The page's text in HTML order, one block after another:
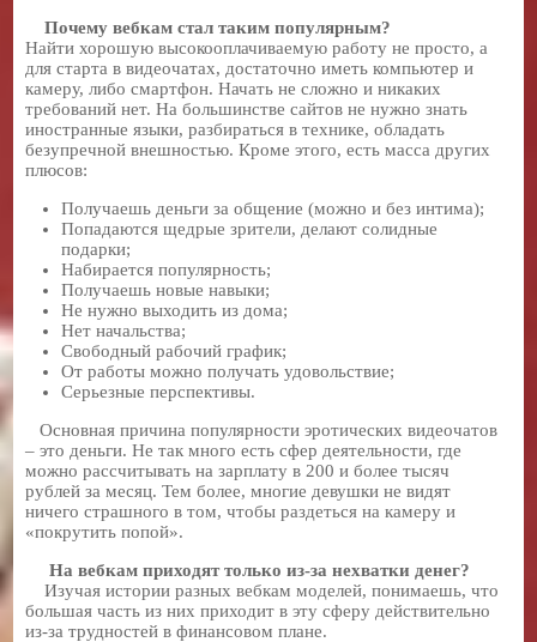
Почему вебкам стал таким популярным?
Найти хорошую высокооплачиваемую работу не просто, а
для старта в видеочатах, достаточно иметь компьютер и
камеру, либо смартфон. Начать не сложно и никаких
требований нет. На большинстве сайтов не нужно знать
иностранные языки, разбираться в технике, обладать
безупречной внешностью. Кроме этого, есть масса других
плюсов:
Получаешь деньги за общение (можно и без интима);
Попадаются щедрые зрители, делают солидные
подарки;
Набирается популярность;
Получаешь новые навыки;
Не нужно выходить из дома;
Нет начальства;
Свободный рабочий график;
От работы можно получать удовольствие;
Серьезные перспективы.
Основная причина популярности эротических видеочатов
– это деньги. Не так много есть сфер деятельности, где
можно рассчитывать на зарплату в 200 и более тысяч
рублей за месяц. Тем более, многие девушки не видят
ничего страшного в том, чтобы раздеться на камеру и
«покрутить попой».
На вебкам приходят только из-за нехватки денег?
Изучая истории разных вебкам моделей, понимаешь, что
большая часть из них приходит в эту сферу действительно
из-за трудностей в финансовом плане.